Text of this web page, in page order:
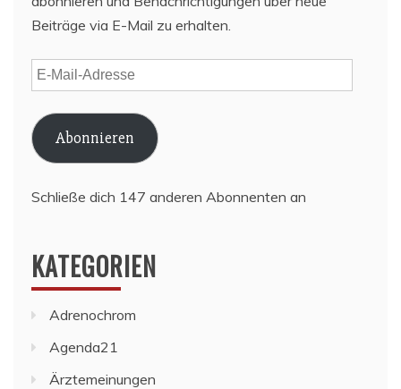
Beiträge via E-Mail zu erhalten.
E-
Mail-
Adresse
Abonnieren
Schließe dich 147 anderen Abonnenten an
KATEGORIEN
Adrenochrom
Agenda21
Ärztemeinungen